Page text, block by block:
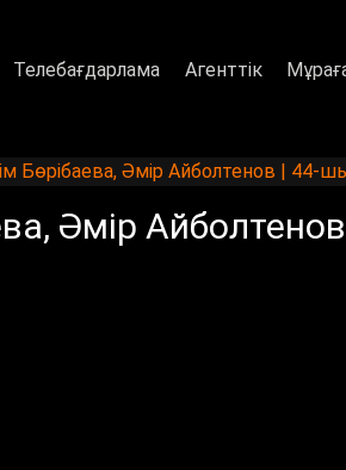
Телебағдарлама Агенттік
Бөрібаева, Әмір Айболтенов | 44-
Әмір